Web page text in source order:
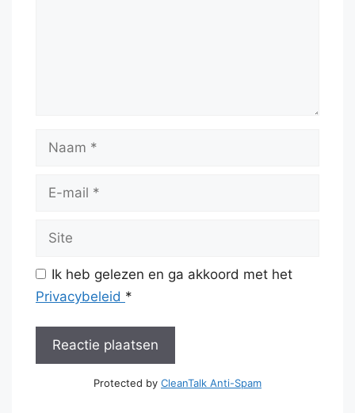
mail
Ik heb gelezen en ga akkoord met het
Privacybeleid *
Protected by CleanTalk Anti-Spam